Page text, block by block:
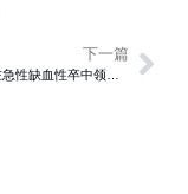
下一篇
干细胞疗法在急性缺血性卒中领域的突破性进展